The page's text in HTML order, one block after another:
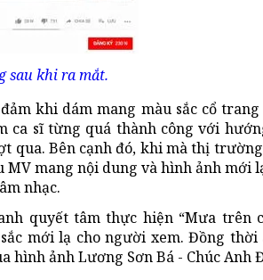
sau khi ra mắt.
khi dám mang màu sắc cổ trang
ca sĩ từng quá thành công với
qua. Bên cạnh đó, khi mà thị
mang nội dung và hình ảnh mới
nhạc.
quyết tâm thực hiện “Mưa trên
mới lạ cho người xem. Đồng thời
ảnh Lương Sơn Bá - Chúc Anh